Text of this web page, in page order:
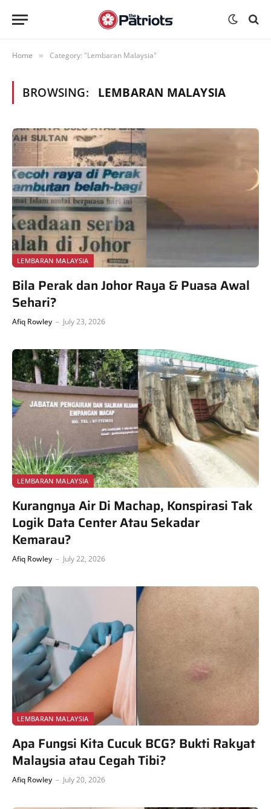
Home » Category: "Lembaran Malaysia"
BROWSING: LEMBARAN MALAYSIA
LEMBARAN MALAYSIA
Bila Perak dan Johor Raya & Puasa Awal
Sehari?
Afiq Rowley July 23, 2026
LEMBARAN MALAYSIA
Kurangnya Air Di Machap, Konspirasi Tak
Logik Data Center Atau Sekadar
Kemarau?
Afiq Rowley July 22, 2026
LEMBARAN MALAYSIA
Apa Fungsi Kita Cucuk BCG? Bukti Rakyat
Malaysia atau Cegah Tibi?
Afiq Rowley July 20, 2026